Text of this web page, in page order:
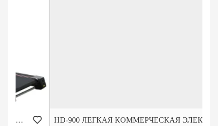
HD-900 ЛЕГКАЯ КОММЕРЧЕСКАЯ ЭЛЕКТРИЧЕСКАЯ БЕГОВАЯ ДОРОЖКА